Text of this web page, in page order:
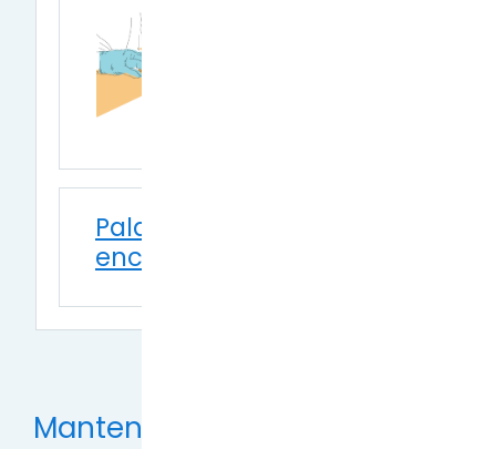
Palabras finales y
encuesta.
Mantente en contacto